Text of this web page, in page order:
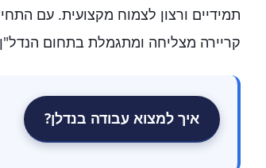
תמידיים ורצון לצמוח מקצועית. עם
קריירה מצליחה ומתגמלת בתחום
איך למצוא עבודה בנדלן?